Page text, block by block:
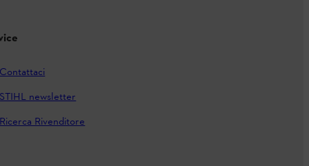
Contattaci
STIHL newsletter
Ricerca Rivenditore